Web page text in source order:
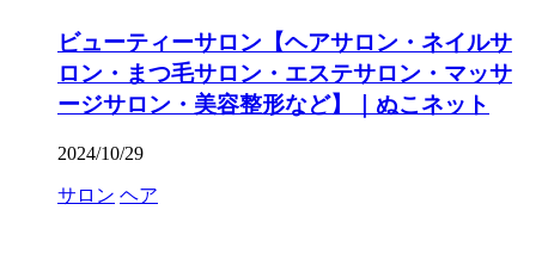
ビューティーサロン【ヘアサロン・ネイルサ
ロン・まつ毛サロン・エステサロン・マッサ
ージサロン・美容整形など】｜ぬこネット
2024/10/29
サロン ヘア